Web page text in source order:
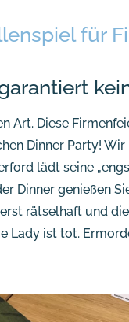
für
Art. Diese
Dinner Party!
lädt seine
Dinner genießen
rätselhaft und
Lady ist tot.